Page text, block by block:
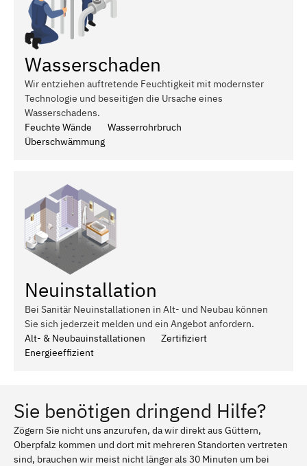
Wasserschaden
Wir entziehen auftretende Feuchtigkeit mit modernster
Technologie und beseitigen die Ursache eines
Wasserschadens.
Feuchte Wände
Wasserrohrbruch
Überschwämmung
Neuinstallation
Bei Sanitär Neuinstallationen in Alt- und Neubau können
Sie sich jederzeit melden und ein Angebot anfordern.
Alt- & Neubauinstallationen
Zertifiziert
Energieeffizient
Sie benötigen dringend Hilfe?
Zögern Sie nicht uns anzurufen, da wir direkt aus Güttern,
Oberpfalz kommen und dort mit mehreren Standorten vertreten
sind, brauchen wir meist nicht länger als 30 Minuten um bei